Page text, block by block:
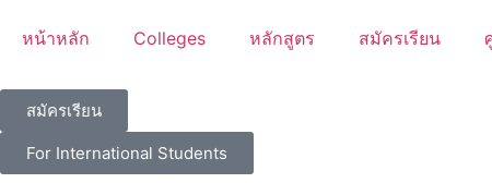
หน้าหลัก Colleges หลักสูตร สมัครเรียน
สมัครเรียน
For International Students